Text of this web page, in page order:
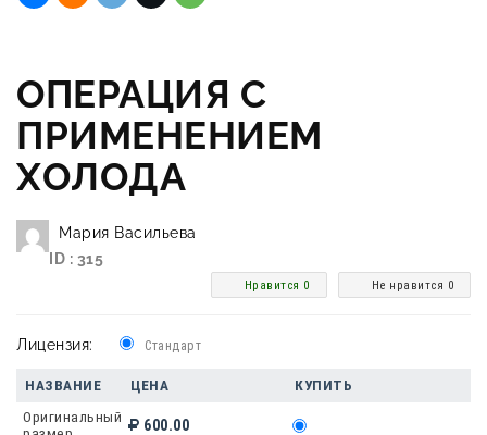
ОПЕРАЦИЯ С
ПРИМЕНЕНИЕМ
ХОЛОДА
Мария Васильева
ID : 315
Не нравится 0
Нравится 0
Лицензия: Стандарт
НАЗВАНИЕ ЦЕНА
КУПИТЬ
Оригинальный
600.00